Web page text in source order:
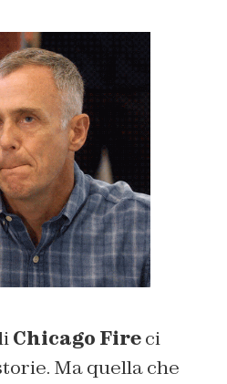
Chicago Fireci
Ma quella che